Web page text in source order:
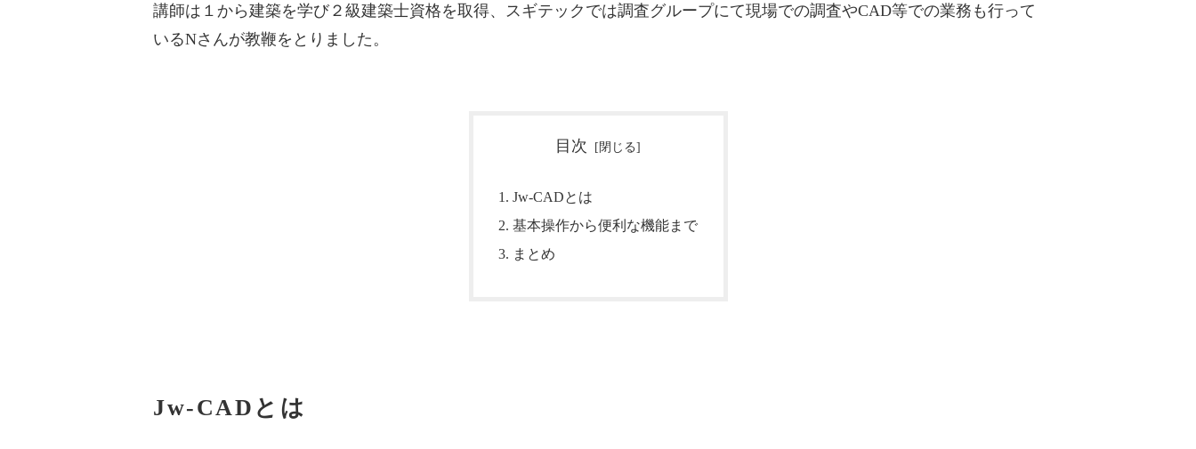
講師は１から建築を学び２級建築士資格を取得、スギテックでは調査グループにて現場での調査やCAD等での業務も行って
いるNさんが教鞭をとりました。
目次
Jw-CADとは
基本操作から便利な機能まで
まとめ
Jw-CADとは